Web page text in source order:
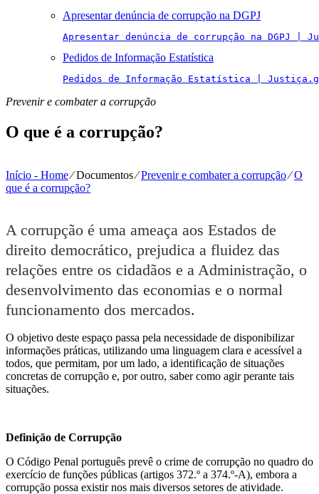
Apresentar denúncia de corrupção na DGPJ
Apresentar denúncia de corrupção na DGPJ |
Pedidos de Informação Estatística
Pedidos de Informação Estatística |
Prevenir e combater a corrupção
O que é a corrupção?
Início - Home⁄Documentos⁄Prevenir e combater a corrupção⁄O
que é a corrupção?
A corrupção é uma ameaça aos Estados de
direito democrático, prejudica a fluidez das
relações entre os cidadãos e a Administração, o
desenvolvimento das economias e o normal
funcionamento dos mercados.
O objetivo deste espaço passa pela necessidade de disponibilizar
informações práticas, utilizando uma linguagem clara e acessível a
todos, que permitam, por um lado, a identificação de situações
concretas de corrupção e, por outro, saber como agir perante tais
situações.
Definição de Corrupção
O Código Penal português prevê o crime de corrupção no quadro do
exercício de funções públicas (artigos 372.º a 374.º-A), embora a
corrupção possa existir nos mais diversos setores de atividade.